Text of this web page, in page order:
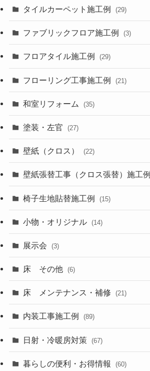
タイルカーペット施工例 (29)
ファブリックフロア施工例 (3)
フロアタイル施工例 (29)
フローリング工事施工例 (21)
和室リフォーム (35)
塗装・左官 (27)
壁紙（クロス） (22)
壁紙張替工事（クロス張替）施工例
椅子生地貼替施工例 (15)
小物・オリジナル (14)
展示会 (3)
床 その他 (6)
床 メンテナンス・補修 (21)
内装工事施工例 (89)
日射・冷暖房対策 (67)
暮らしの便利・お得情報 (60)